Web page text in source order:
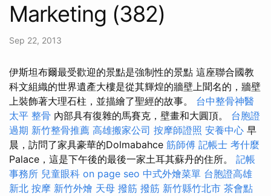
Marketing (382)
Sep 22, 2013
伊斯坦布爾最受歡迎的景點是強制性的景點 這座聯合國教
科文組織的世界遺產大樓是從其輝煌的牆壁上聞名的，牆壁
上裝飾著大理石柱，並描繪了聖經的故事。 台中整骨神醫
太平 整骨 內部具有復雜的馬賽克，壁畫和大圓頂。 台胞證
過期 新竹整骨推薦 高雄搬家公司 按摩師證照 安養中心 早
晨，訪問了家具豪華的Dolmabahce 筋師傅 記帳士 考什麼
Palace，這是下午後的最後一家土耳其蘇丹的住所。 記帳
事務所 兒童眼科 on page seo 中式外燴菜單 台胞證高雄
新北 按摩 新竹外燴 天母 撥筋 撥筋 新竹縣竹北市 茶會點